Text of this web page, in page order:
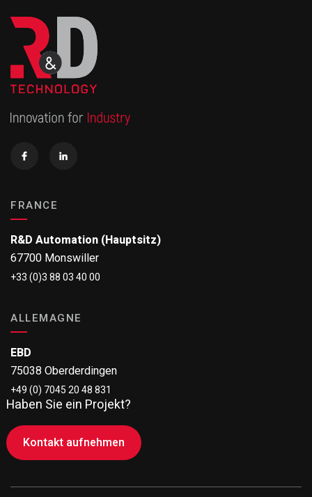
FRANCE
R&D Automation (Hauptsitz)
67700 Monswiller
+33 (0)3 88 03 40 00
ALLEMAGNE
EBD
75038 Oberderdingen
+49 (0) 7045 20 48 831
Haben Sie ein Projekt?
Kontakt aufnehmen